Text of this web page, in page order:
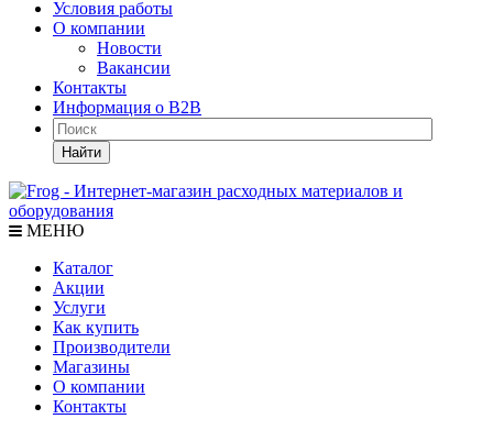
Условия работы
О компании
Новости
Вакансии
Контакты
Информация о B2B
Найти
МЕНЮ
Каталог
Акции
Услуги
Как купить
Производители
Магазины
О компании
Контакты